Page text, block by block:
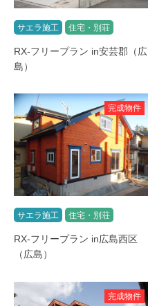
サエラ施工 住宅・別荘
RX-フリープラン in安芸郡（広
島）
完成物件
サエラ施工 住宅・別荘
RX-フリープラン in広島西区
（広島）
完成物件